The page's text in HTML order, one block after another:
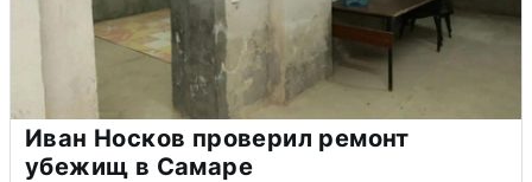
Иван Носков проверил ремонт
убежищ в Самаре